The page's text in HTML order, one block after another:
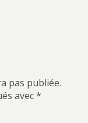
pas publiée.
avec*